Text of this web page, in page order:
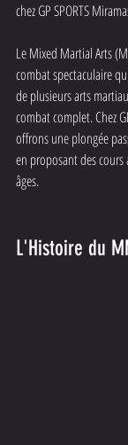
chez GP SPORTS
Le Mixed Martial Arts
combat spectaculaire
de plusieurs arts
combat complet. Chez
offrons une plongée
en proposant des cours
âges.
L'Histoire du